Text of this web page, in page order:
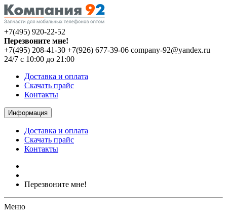
+7(495) 920-22-52
Перезвоните мне!
+7(495) 208-41-30 +7(926) 677-39-06 company-92@yandex.ru
24/7 с 10:00 до 21:00
Доставка и оплата
Скачать прайс
Контакты
Информация
Доставка и оплата
Скачать прайс
Контакты
Перезвоните мне!
Меню